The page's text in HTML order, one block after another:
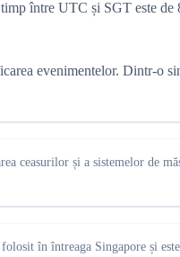
între UTC și SGT este
evenimentelor. Dintr-o
ceasurilor și a sistemelor de
în întreaga Singapore și